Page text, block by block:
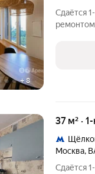
+8
Сдаётся
ремонтом
37 м² ·
Москва,
Сдаётся